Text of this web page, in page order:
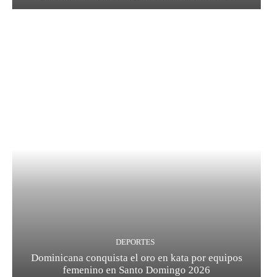
DEPORTES
Dominicana conquista el oro en kata por equipos
femenino en Santo Domingo 2026